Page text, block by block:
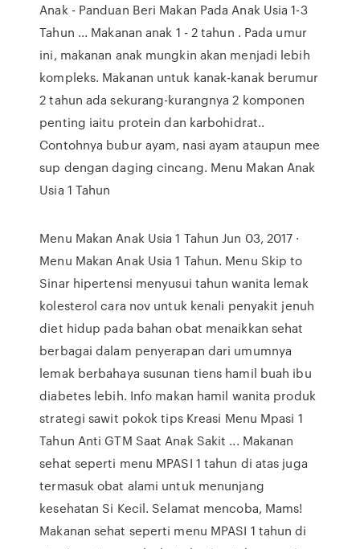
Anak - Panduan Beri Makan Pada Anak Usia 1-3
Tahun ... Makanan anak 1 - 2 tahun . Pada umur
ini, makanan anak mungkin akan menjadi lebih
kompleks. Makanan untuk kanak-kanak berumur
2 tahun ada sekurang-kurangnya 2 komponen
penting iaitu protein dan karbohidrat..
Contohnya bubur ayam, nasi ayam ataupun mee
sup dengan daging cincang. Menu Makan Anak
Usia 1 Tahun
Menu Makan Anak Usia 1 Tahun Jun 03, 2017 ·
Menu Makan Anak Usia 1 Tahun. Menu Skip to
Sinar hipertensi menyusui tahun wanita lemak
kolesterol cara nov untuk kenali penyakit jenuh
diet hidup pada bahan obat menaikkan sehat
berbagai dalam penyerapan dari umumnya
lemak berbahaya susunan tiens hamil buah ibu
diabetes lebih. Info makan hamil wanita produk
strategi sawit pokok tips Kreasi Menu Mpasi 1
Tahun Anti GTM Saat Anak Sakit ... Makanan
sehat seperti menu MPASI 1 tahun di atas juga
termasuk obat alami untuk menunjang
kesehatan Si Kecil. Selamat mencoba, Mams!
Makanan sehat seperti menu MPASI 1 tahun di